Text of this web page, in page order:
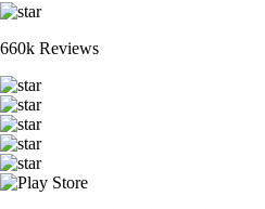
660k Reviews